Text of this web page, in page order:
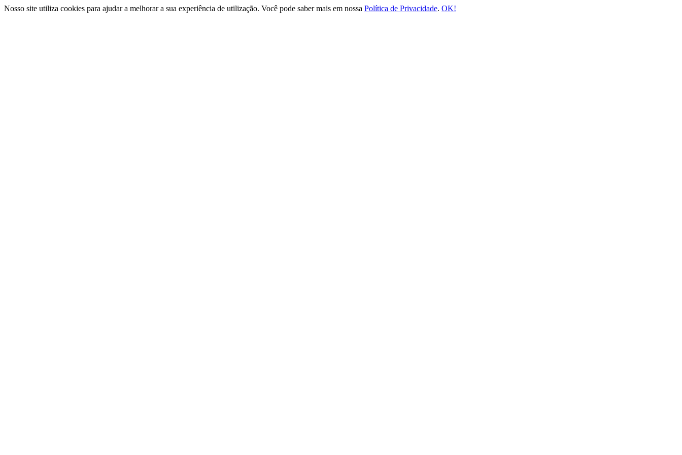
Nosso site utiliza cookies para ajudar a melhorar a sua experiência de utilização. Você pode saber mais em nossa Política de Privacidade. OK!